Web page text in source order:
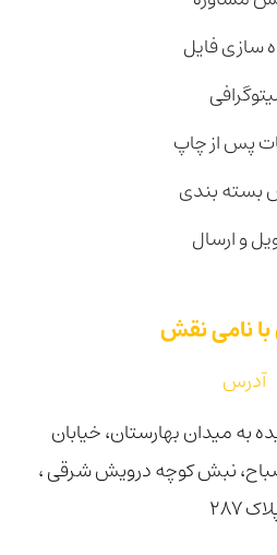
سازی فایل
پس از چاپ
بندی
و ارسال
نامی نقش
آدرس
به میدان بهارستان، خیابان
نبش کوچه درویش شرقی ،
۲۸۷